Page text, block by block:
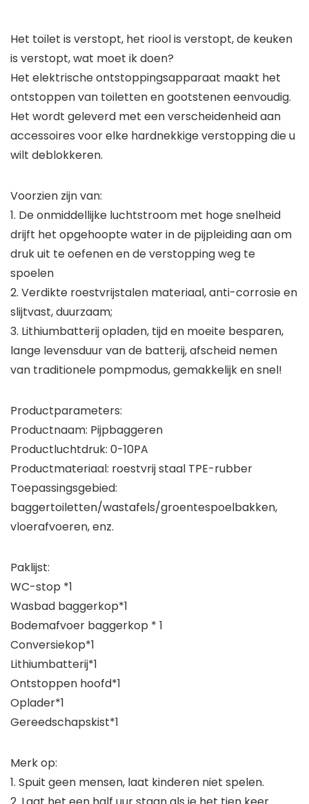
Het toilet is verstopt, het riool is verstopt, de keuken
is verstopt, wat moet ik doen?
Het elektrische ontstoppingsapparaat maakt het
ontstoppen van toiletten en gootstenen eenvoudig.
Het wordt geleverd met een verscheidenheid aan
accessoires voor elke hardnekkige verstopping die u
wilt deblokkeren.
Voorzien zijn van:
1. De onmiddellijke luchtstroom met hoge snelheid
drijft het opgehoopte water in de pijpleiding aan om
druk uit te oefenen en de verstopping weg te
spoelen
2. Verdikte roestvrijstalen materiaal, anti-corrosie en
slijtvast, duurzaam;
3. Lithiumbatterij opladen, tijd en moeite besparen,
lange levensduur van de batterij, afscheid nemen
van traditionele pompmodus, gemakkelijk en snel!
Productparameters:
Productnaam: Pijpbaggeren
Productluchtdruk: 0-10PA
Productmateriaal: roestvrij staal TPE-rubber
Toepassingsgebied:
baggertoiletten/wastafels/groentespoelbakken,
vloerafvoeren, enz.
Paklijst:
WC-stop *1
Wasbad baggerkop*1
Bodemafvoer baggerkop * 1
Conversiekop*1
Lithiumbatterij*1
Ontstoppen hoofd*1
Oplader*1
Gereedschapskist*1
Merk op:
1. Spuit geen mensen, laat kinderen niet spelen.